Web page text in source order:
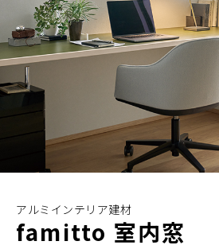
アルミインテリア建材
famitto 室内窓